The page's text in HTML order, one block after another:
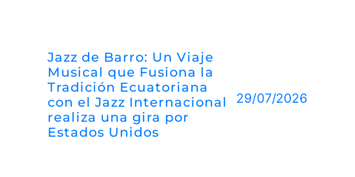
Jazz de Barro: Un Viaje
Musical que Fusiona la
Tradición Ecuatoriana
con el Jazz Internacional
realiza una gira por
Estados Unidos
29/07/2026